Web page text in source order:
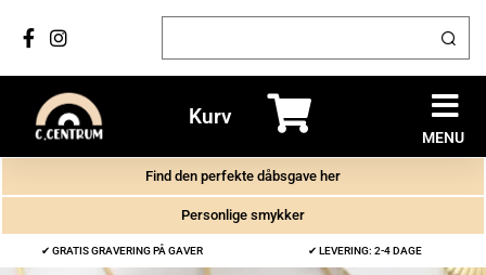
Kurv
MENU
Find den perfekte dåbsgave her
Personlige smykker
✔ GRATIS GRAVERING PÅ GAVER ✔ LEVERING: 2-4 DAGE